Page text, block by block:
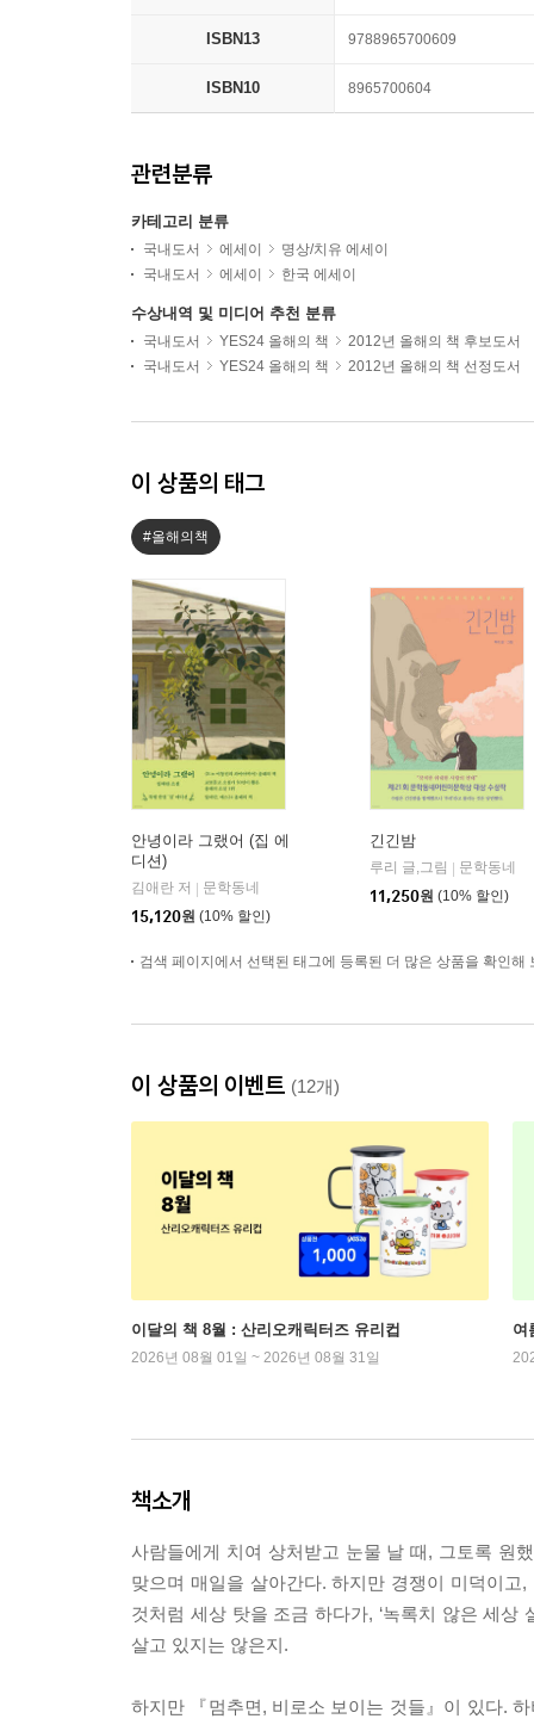
ISBN13 9788965700609
ISBN10 8965700604
관련분류
카테고리 분류
국내도서 에세이
명상/치유 에세이
국내도서
에세이 한국 에세이
수상내역 및 미디어 추천 분류
국내도서 YES24 올해의 책
2012년 올해의 책 후보도서
국내도서
YES24 올해의 책 2012년 올해의 책 선정도서
이 상품의 태그
#올해의책
안녕이라 그랬어 (집 에
디션)
김애란 저
문학동네
15,120원 (10% 할인)
긴긴밤
루리 글,그림
문학동네
11,250원 (10% 할인)
검색 페이지에서 선택된 태그에 등록된 더 많은 상품을 확인해
이 상품의 이벤트 (12개)
이달의 책 8월 : 산리오캐릭터즈 유리컵
2026년 08월 01일 ~ 2026년 08월 31일
여
책소개
사람들에게 치여 상처받고 눈물 날 때, 그토록 원
맞으며 매일을 살아간다. 하지만 경쟁이 미덕이고
것처럼 세상 탓을 조금 하다가, ‘녹록치 않은 세상
살고 있지는 않은지.
하지만 『멈추면, 비로소 보이는 것들』이 있다.